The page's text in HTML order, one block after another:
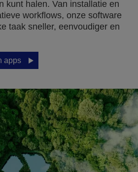
kunt halen. Van installatie en
workflows, onze software
taak sneller, eenvoudiger en
apps